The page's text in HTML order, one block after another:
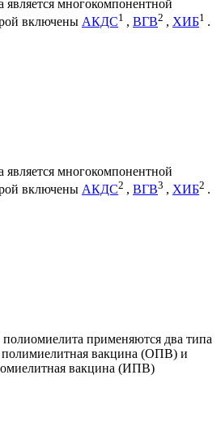
является многокомпонентной
включены АКДС1 , ВГВ2 , ХИБ1 .
является многокомпонентной
включены АКДС2 , ВГВ3 , ХИБ2 .
применяются два типа
полимиелитная вакцина (ОПВ) и
вакцина (ИПВ)